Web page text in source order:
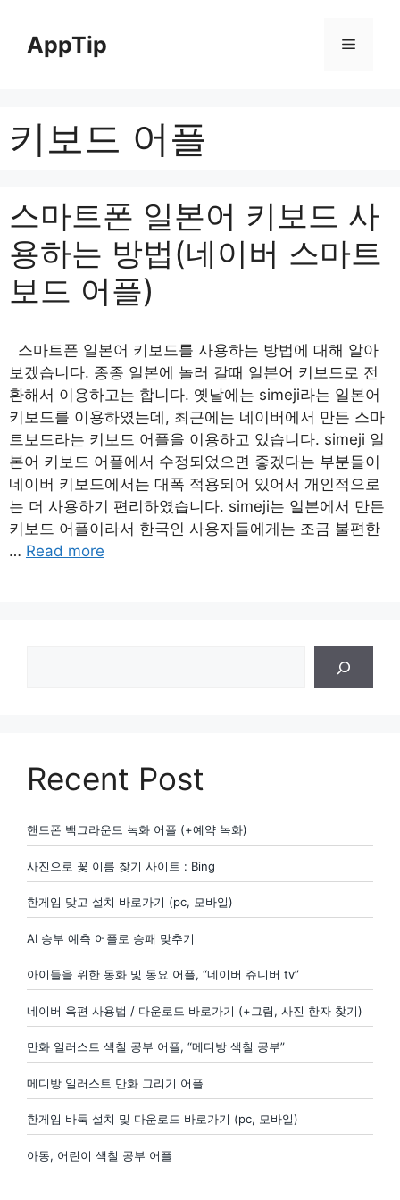
contentAppTip Menu
키보드 어플
스마트폰 일본어 키보드 사
용하는 방법(네이버 스마트
보드 어플)
스마트폰 일본어 키보드를 사용하는 방법에 대해 알아
보겠습니다. 종종 일본에 놀러 갈때 일본어 키보드로 전
환해서 이용하고는 합니다. 옛날에는 simeji라는 일본어
키보드를 이용하였는데, 최근에는 네이버에서 만든 스마
트보드라는 키보드 어플을 이용하고 있습니다. simeji 일
본어 키보드 어플에서 수정되었으면 좋겠다는 부분들이
네이버 키보드에서는 대폭 적용되어 있어서 개인적으로
는 더 사용하기 편리하였습니다. simeji는 일본에서 만든
키보드 어플이라서 한국인 사용자들에게는 조금 불편한
… Read more
Recent Post
핸드폰 백그라운드 녹화 어플 (+예약 녹화)
사진으로 꽃 이름 찾기 사이트 : Bing
한게임 맞고 설치 바로가기 (pc, 모바일)
AI 승부 예측 어플로 승패 맞추기
아이들을 위한 동화 및 동요 어플, “네이버 쥬니버 tv”
네이버 옥편 사용법 / 다운로드 바로가기 (+그림, 사진 한자 찾기)
만화 일러스트 색칠 공부 어플, “메디방 색칠 공부”
메디방 일러스트 만화 그리기 어플
한게임 바둑 설치 및 다운로드 바로가기 (pc, 모바일)
아동, 어린이 색칠 공부 어플